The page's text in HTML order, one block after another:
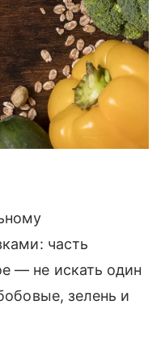
часть
— не искать один
зелень и